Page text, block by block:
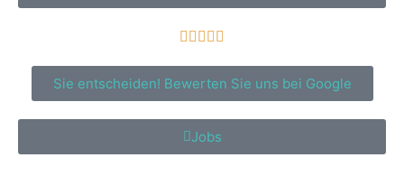
    
Sie entscheiden! Bewerten Sie uns bei Google
Jobs